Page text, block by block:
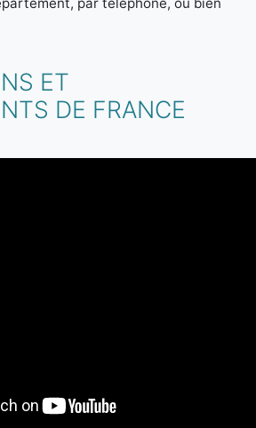
par téléphone, ou bien
ET
DE FRANCE